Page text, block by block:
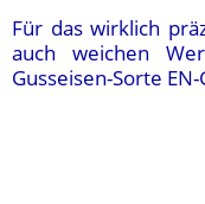
Für das wirklich
auch weichen
Gusseisen-Sorte